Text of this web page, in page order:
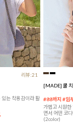
리뷰:21
있는 착용감이라 활
[MADE] 쿨 치
#88까지 #임
가볍고 시원
면서 어떤 코
(2color)